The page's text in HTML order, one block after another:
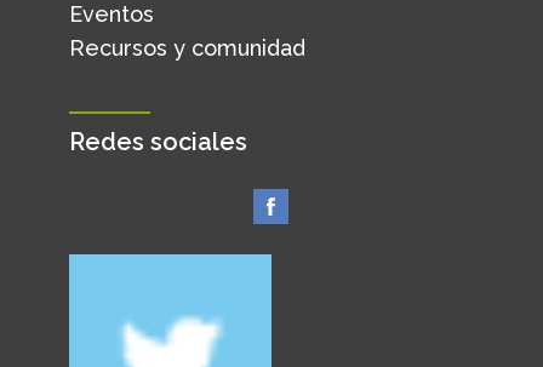
Eventos
Recursos y comunidad
Redes sociales